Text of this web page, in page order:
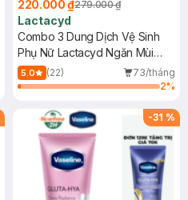
220.000 ₫279.000 ₫
Lactacyd
Combo 3 Dung Dịch Vệ Sinh
Phụ Nữ Lactacyd Ngăn Mùi
24H 250ml
5.0 (22)
73/tháng
2%
-31 %